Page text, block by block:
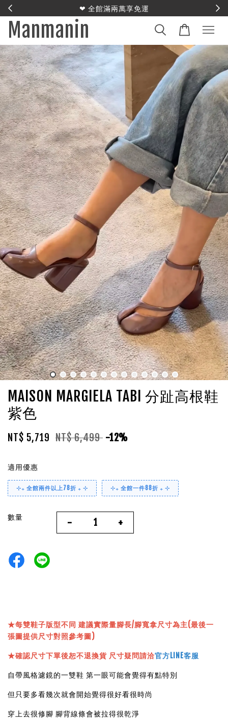
❤︎ 全館滿兩萬享免運
Manmanin
MAISON MARGIELA TABI 分趾高根鞋
紫色
NT$ 5,719 NT$ 6,499 -12%
適用優惠
⊹₊ 全館兩件以上78折 ₊ ⊹ ⊹₊ 全館一件88折 ₊ ⊹
數量 - +
★每雙鞋子版型不同 建議實際量腳長/腳寬拿尺寸為主(最後一
張圖提供尺寸對照參考圖)
★確認尺寸下單後恕不退換貨 尺寸疑問請洽官方LINE客服
自帶風格濾鏡的一雙鞋 第一眼可能會覺得有點特別
但只要多看幾次就會開始覺得很好看很時尚
穿上去很修腳 腳背線條會被拉得很乾淨